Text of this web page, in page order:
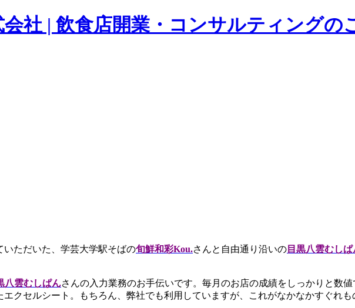
社 | 飲食店開業・コンサルティングの
いただいた、学芸大学駅そばの旬鮮和彩Kou.さんと自由通り沿いの 目黒八雲むしぱ
八雲むしぱんさんの入力業務のお手伝いです。毎月のお店の成績をしっかりと数
クセルシート。もちろん、弊社でも利用していますが、これがなかなかすぐれも